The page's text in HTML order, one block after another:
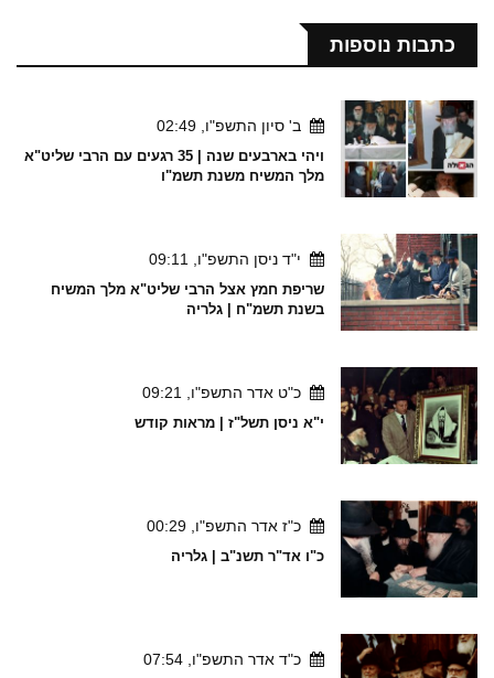
כתבות נוספות
ב' סיון התשפ"ו, 02:49
ויהי בארבעים שנה | 35 רגעים עם הרבי שליט"א
מלך המשיח משנת תשמ"ו
י"ד ניסן התשפ"ו, 09:11
שריפת חמץ אצל הרבי שליט"א מלך המשיח
בשנת תשמ"ח | גלריה
כ"ט אדר התשפ"ו, 09:21
י"א ניסן תשל"ז | מראות קודש
כ"ז אדר התשפ"ו, 00:29
כ"ו אד"ר תשנ"ב | גלריה
כ"ד אדר התשפ"ו, 07:54